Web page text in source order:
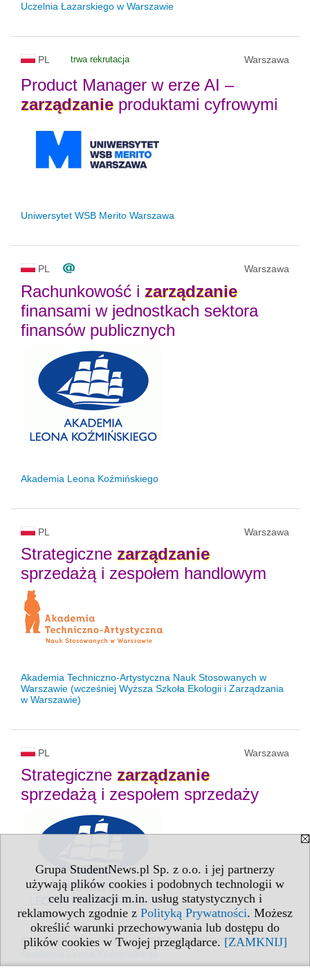
Grupa StudentNews.pl Sp. z o.o. i jej partnerzy
używają plików cookies i podobnych technologii w
celu realizacji m.in. usług statystycznych i
reklamowych zgodnie z Polityką Prywatności. Możesz
określić warunki przechowywania lub dostępu do
plików cookies w Twojej przeglądarce. [ZAMKNIJ]
Uczelnia Łazarskiego w Warszawie
PL trwa rekrutacja Warszawa
Product Manager w erze AI –
zarządzanieproduktami cyfrowymi
Uniwersytet WSB Merito Warszawa
PL Warszawa
Rachunkowość i zarządzanie
finansami w jednostkach sektora
finansów publicznych
Akademia Leona Koźmińskiego
PL Warszawa
Strategiczne zarządzanie
sprzedażą i zespołem handlowym
Akademia Techniczno-Artystyczna Nauk Stosowanych w
Warszawie (wcześniej Wyższa Szkoła Ekologii i Zarządzania
w Warszawie)
PL Warszawa
Strategiczne zarządzanie
sprzedażą i zespołem sprzedaży
grupa kierunków: ekonomiczne, administracyjne